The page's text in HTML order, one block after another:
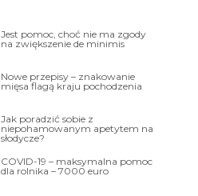
Jest pomoc, choć nie ma zgody
na zwiększenie de minimis
Nowe przepisy – znakowanie
mięsa flagą kraju pochodzenia
Jak poradzić sobie z
niepohamowanym apetytem na
słodycze?
COVID-19 – maksymalna pomoc
dla rolnika – 7000 euro